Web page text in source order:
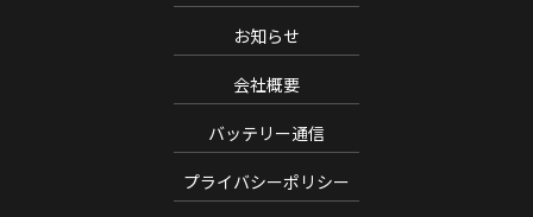
お知らせ
会社概要
バッテリー通信
プライバシーポリシー